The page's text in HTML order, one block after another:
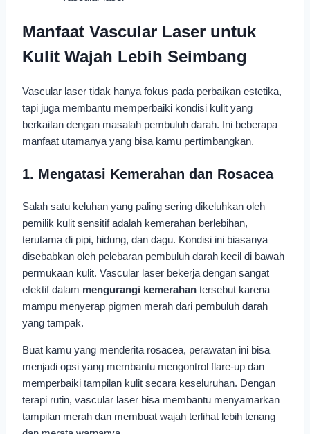
Manfaat Vascular Laser untuk
Kulit Wajah Lebih Seimbang
Vascular laser tidak hanya fokus pada perbaikan estetika,
tapi juga membantu memperbaiki kondisi kulit yang
berkaitan dengan masalah pembuluh darah. Ini beberapa
manfaat utamanya yang bisa kamu pertimbangkan.
1. Mengatasi Kemerahan dan Rosacea
Salah satu keluhan yang paling sering dikeluhkan oleh
pemilik kulit sensitif adalah kemerahan berlebihan,
terutama di pipi, hidung, dan dagu. Kondisi ini biasanya
disebabkan oleh pelebaran pembuluh darah kecil di bawah
permukaan kulit. Vascular laser bekerja dengan sangat
efektif dalam mengurangi kemerahan tersebut karena
mampu menyerap pigmen merah dari pembuluh darah
yang tampak.
Buat kamu yang menderita rosacea, perawatan ini bisa
menjadi opsi yang membantu mengontrol flare-up dan
memperbaiki tampilan kulit secara keseluruhan. Dengan
terapi rutin, vascular laser bisa membantu menyamarkan
tampilan merah dan membuat wajah terlihat lebih tenang